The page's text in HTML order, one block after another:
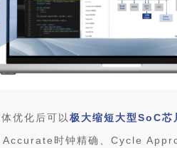
优化后可以 极大缩短大型SoC芯
时钟精确、Cycle